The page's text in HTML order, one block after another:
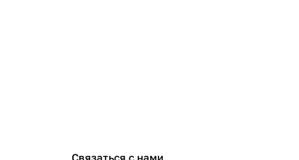
Связаться с нами